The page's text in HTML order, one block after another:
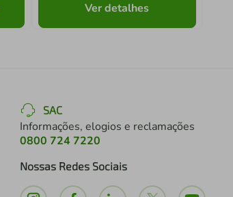
Ver detalhes
SAC
Informações, elogios e reclamações
0800 724 7220
Nossas Redes Sociais